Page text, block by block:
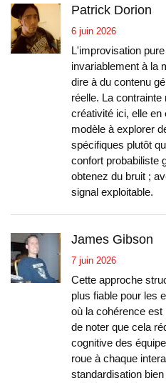
Patrick Dorion
6 juin 2026
L'improvisation
invariablement à la
dire à du contenu
réelle. La
créativité ici, elle
modèle à explorer
spécifiques plutôt
confort probabiliste
obtenez du bruit ;
signal exploitable.
James Gibson
7 juin 2026
Cette approche
plus fiable pour les
où la cohérence
de noter que cela
cognitive des
roue à chaque
standardisation